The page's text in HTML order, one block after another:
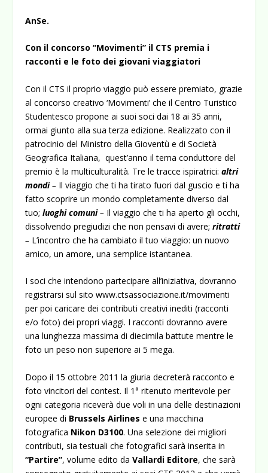
AnSe.
Con il concorso “Movimenti” il CTS premia i
racconti e le foto dei giovani viaggiatori
Con il CTS il proprio viaggio può essere premiato, grazie
al concorso creativo ‘Movimenti’ che il Centro Turistico
Studentesco propone ai suoi soci dai 18 ai 35 anni,
ormai giunto alla sua terza edizione. Realizzato con il
patrocinio del Ministro della Gioventù e di Società
Geografica Italiana, quest’anno il tema conduttore del
premio è la multiculturalità. Tre le tracce ispiratrici:altri
mondi– Il viaggio che ti ha tirato fuori dal guscio e ti ha
fatto scoprire un mondo completamente diverso dal
tuo;luoghi comuni– Il viaggio che ti ha aperto gli occhi,
dissolvendo pregiudizi che non pensavi di avere;ritratti
– L’incontro che ha cambiato il tuo viaggio: un nuovo
amico, un amore, una semplice istantanea.
I soci che intendono partecipare all’iniziativa, dovranno
registrarsi sul sitowww.ctsassociazione.it/movimenti
per poi caricare dei contributi creativi inediti (racconti
e/o foto) dei propri viaggi. I racconti dovranno avere
una lunghezza massima di diecimila battute mentre le
foto un peso non superiore ai 5 mega.
Dopo il 15 ottobre 2011 la giuria decreterà racconto e
foto vincitori del contest. Il 1° ritenuto meritevole per
ogni categoria riceverà due voli in una delle destinazioni
europee di Brussels Airlines e una macchina
fotografica Nikon D3100. Una selezione dei migliori
contributi, sia testuali che fotografici sarà inserita in
“Partire”, volume edito daVallardi Editore, che sarà